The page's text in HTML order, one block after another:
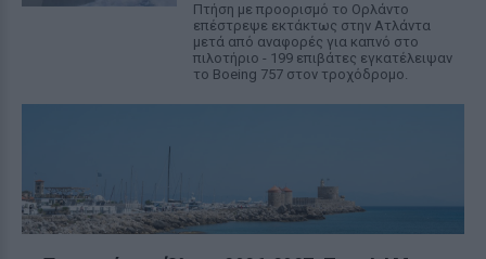
Πτήση με προορισμό το Ορλάντο
επέστρεψε εκτάκτως στην Ατλάντα
μετά από αναφορές για καπνό στο
πιλοτήριο - 199 επιβάτες εγκατέλειψαν
το Boeing 757 στον τροχόδρομο.